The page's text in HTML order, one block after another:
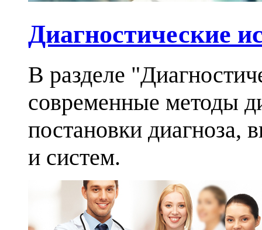
Диагностические
В разделе
современные методы
постановки диагноза,
и систем.